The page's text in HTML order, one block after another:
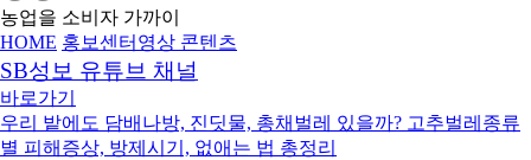
농업을 소비자 가까이
HOME 홍보센터 영상 콘텐츠
SB성보 유튜브 채널
바로가기
우리 밭에도 담배나방, 진딧물, 총채벌레 있을까? 고추벌레종류
별 피해증상, 방제시기, 없애는 법 총정리